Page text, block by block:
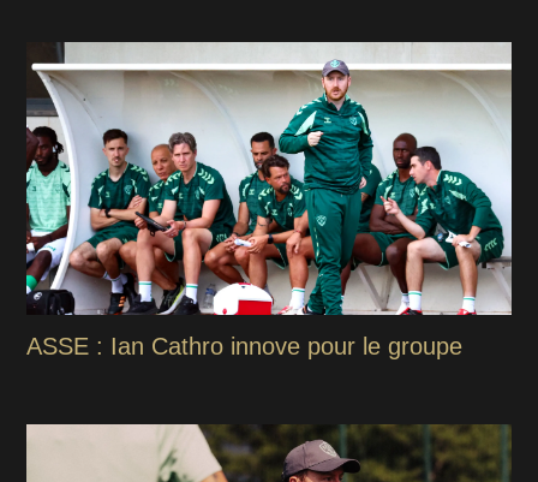
ASSE : Ian Cathro innove pour le groupe